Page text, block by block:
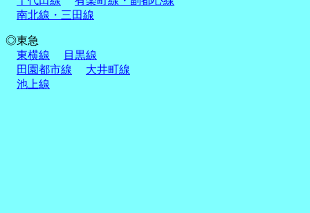
南北線・三田線
◎東急
東横線
目黒線
田園都市線
大井町線
池上線